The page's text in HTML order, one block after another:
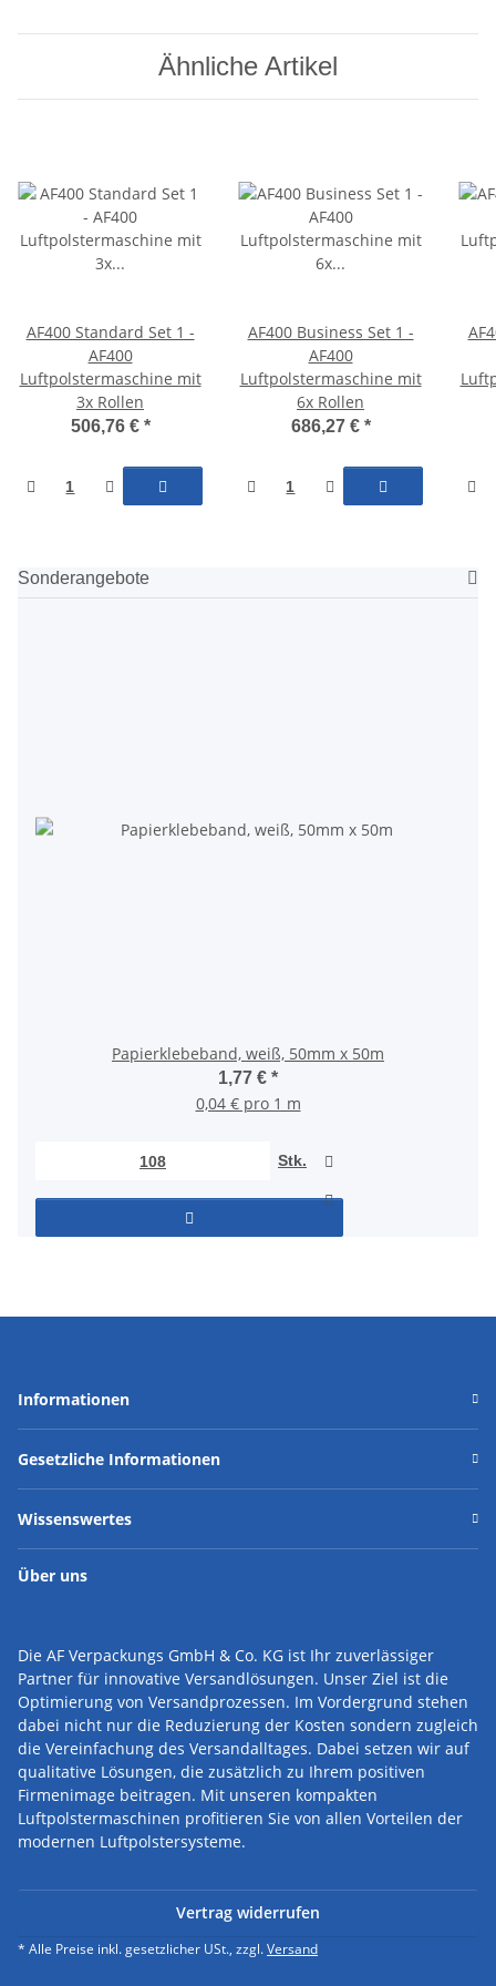
Ähnliche Artikel
AF400 Standard Set 1 -
AF400
Luftpolstermaschine mit
3x Rollen
506,76 € *
AF400 Business Set 1 -
AF400
Luftpolstermaschine mit
6x Rollen
686,27 € *
Sonderangebote
Papierklebeband, weiß, 50mm x 50m
1,77 € *
0,04 € pro 1 m
Stk.
Informationen
Gesetzliche Informationen
Wissenswertes
Über uns
Die AF Verpackungs GmbH & Co. KG ist Ihr zuverlässiger
Partner für innovative Versandlösungen. Unser Ziel ist die
Optimierung von Versandprozessen. Im Vordergrund stehen
dabei nicht nur die Reduzierung der Kosten sondern zugleich
die Vereinfachung des Versandalltages. Dabei setzen wir auf
qualitative Lösungen, die zusätzlich zu Ihrem positiven
Firmenimage beitragen. Mit unseren kompakten
Luftpolstermaschinen profitieren Sie von allen Vorteilen der
modernen Luftpolstersysteme.
Vertrag widerrufen
* Alle Preise inkl. gesetzlicher USt., zzgl.Versand